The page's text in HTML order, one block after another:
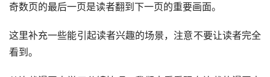
奇数页的最后一页是读者翻到下一页的重要画面。
这里补充一些能引起读者兴趣的场景，注意不要让读者完全
看到。